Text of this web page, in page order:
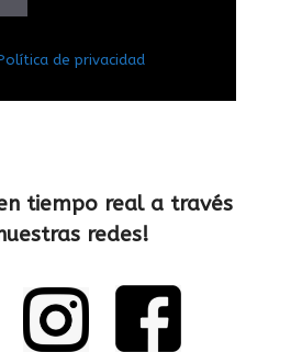
de privacidad
tiempo real a través
redes!